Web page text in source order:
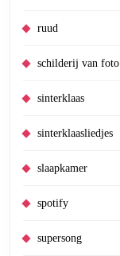
ruud
schilderij van foto
sinterklaas
sinterklaasliedjes
slaapkamer
spotify
supersong